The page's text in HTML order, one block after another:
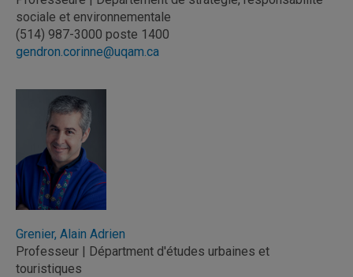
sociale et environnementale
(514) 987-3000 poste 1400
gendron.corinne@uqam.ca
Grenier, Alain Adrien
Professeur | Départment d'études urbaines et
touristiques